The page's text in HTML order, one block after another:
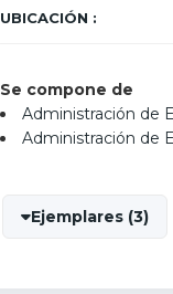
UBICACIÓN :
Se compone de
Administración de
Administración de
Ejemplares (3)